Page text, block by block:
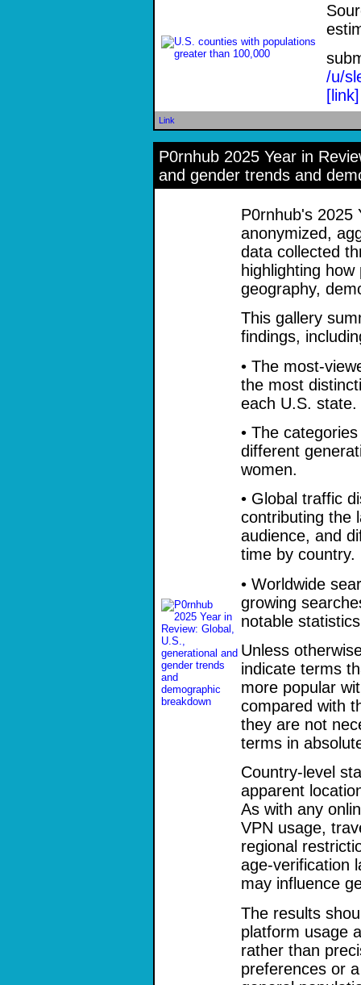
/u/
[link]
Link
P0rnhub 2025 Year in
and gender trends and
P0rnhub's 2025
anonymized,
data collected
highlighting
geography,
This gallery
findings,
• The most-
the most
each U.S. state.
• The
different
women.
• Global traffic
contributing the
audience, and
time by country.
• Worldwide
growing
notable
Unless
indicate terms
more popular
compared with
they are not
terms in
Country-level
apparent
As with any
VPN usage,
regional
age-verification
may influence
The results
platform usage
rather than
preferences or